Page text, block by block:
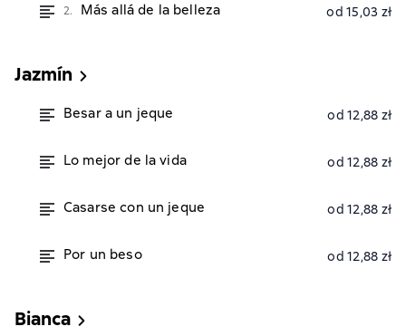
2. Más allá de la belleza od 15,03 zł
Jazmín
Besar a un jeque od 12,88 zł
Lo mejor de la vida od 12,88 zł
Casarse con un jeque od 12,88 zł
Por un beso od 12,88 zł
Bianca